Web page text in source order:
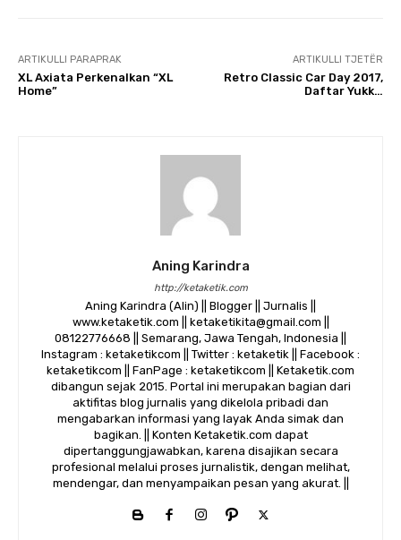
ARTIKULLI PARAPRAK
XL Axiata Perkenalkan “XL
Home”
ARTIKULLI TJETËR
Retro Classic Car Day 2017,
Daftar Yukk…
Aning Karindra
http://ketaketik.com
Aning Karindra (Alin) || Blogger || Jurnalis ||
www.ketaketik.com || ketaketikita@gmail.com ||
08122776668 || Semarang, Jawa Tengah, Indonesia ||
Instagram : ketaketikcom || Twitter : ketaketik || Facebook :
ketaketikcom || FanPage : ketaketikcom || Ketaketik.com
dibangun sejak 2015. Portal ini merupakan bagian dari
aktifitas blog jurnalis yang dikelola pribadi dan
mengabarkan informasi yang layak Anda simak dan
bagikan. || Konten Ketaketik.com dapat
dipertanggungjawabkan, karena disajikan secara
profesional melalui proses jurnalistik, dengan melihat,
mendengar, dan menyampaikan pesan yang akurat. ||